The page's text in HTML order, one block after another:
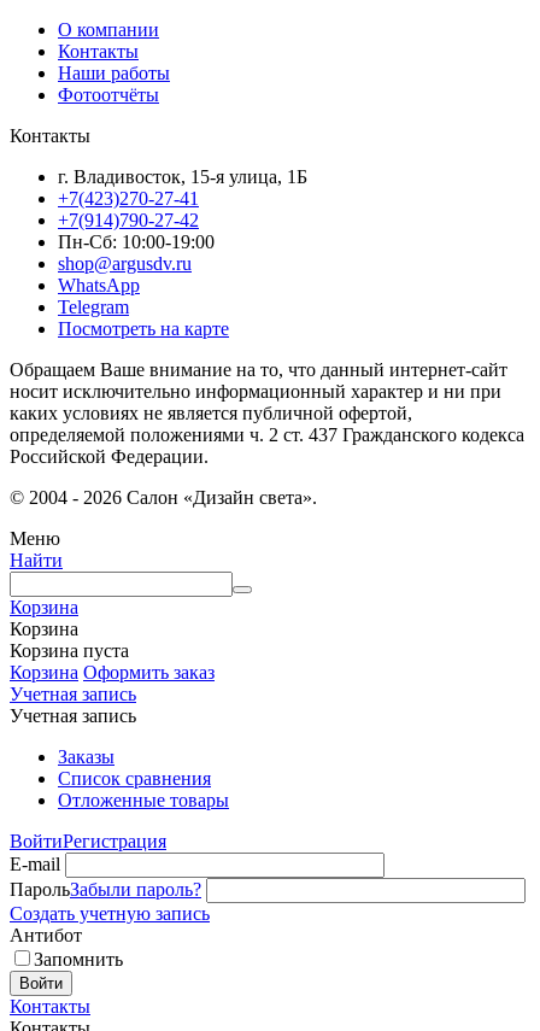
О компании
Контакты
Наши работы
Фотоотчёты
Контакты
г. Владивосток, 15-я улица, 1Б
+7(423)270-27-41
+7(914)790-27-42
Пн-Сб: 10:00-19:00
shop@argusdv.ru
WhatsApp
Telegram
Посмотреть на карте
Обращаем Ваше внимание на то, что данный интернет-сайт
носит исключительно информационный характер и ни при
каких условиях не является публичной офертой,
определяемой положениями ч. 2 ст. 437 Гражданского кодекса
Российской Федерации.
© 2004 - 2026 Салон «Дизайн света».
Меню
Найти
Корзина
Корзина
Корзина пуста
Корзина Оформить заказ
Учетная запись
Учетная запись
Заказы
Список сравнения
Отложенные товары
ВойтиРегистрация
E-mail
ПарольЗабыли пароль?
Создать учетную запись
Антибот
Запомнить
Войти
Контакты